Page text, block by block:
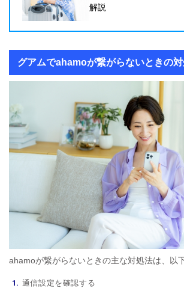
解説
グアムでahamoが繋がらないときの
ahamoが繋がらないときの主な対処法は、以
通信設定を確認する